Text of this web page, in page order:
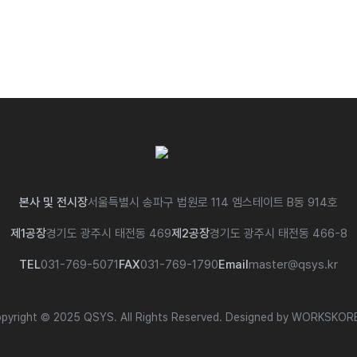
본사 및 전시장서울특별시 송파구 법원로 114 엠스테이트 B동 914호
제1공장경기도 광주시 태전동 469제2공장경기도 광주시 태전동 466-8
TEL031-769-5071FAX031-769-1790Emailmaster@qsys.kr
© 2025 QSYS. All Rights Reserved. Designed by